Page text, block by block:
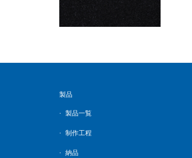
製品
製品一覧
制作工程
納品